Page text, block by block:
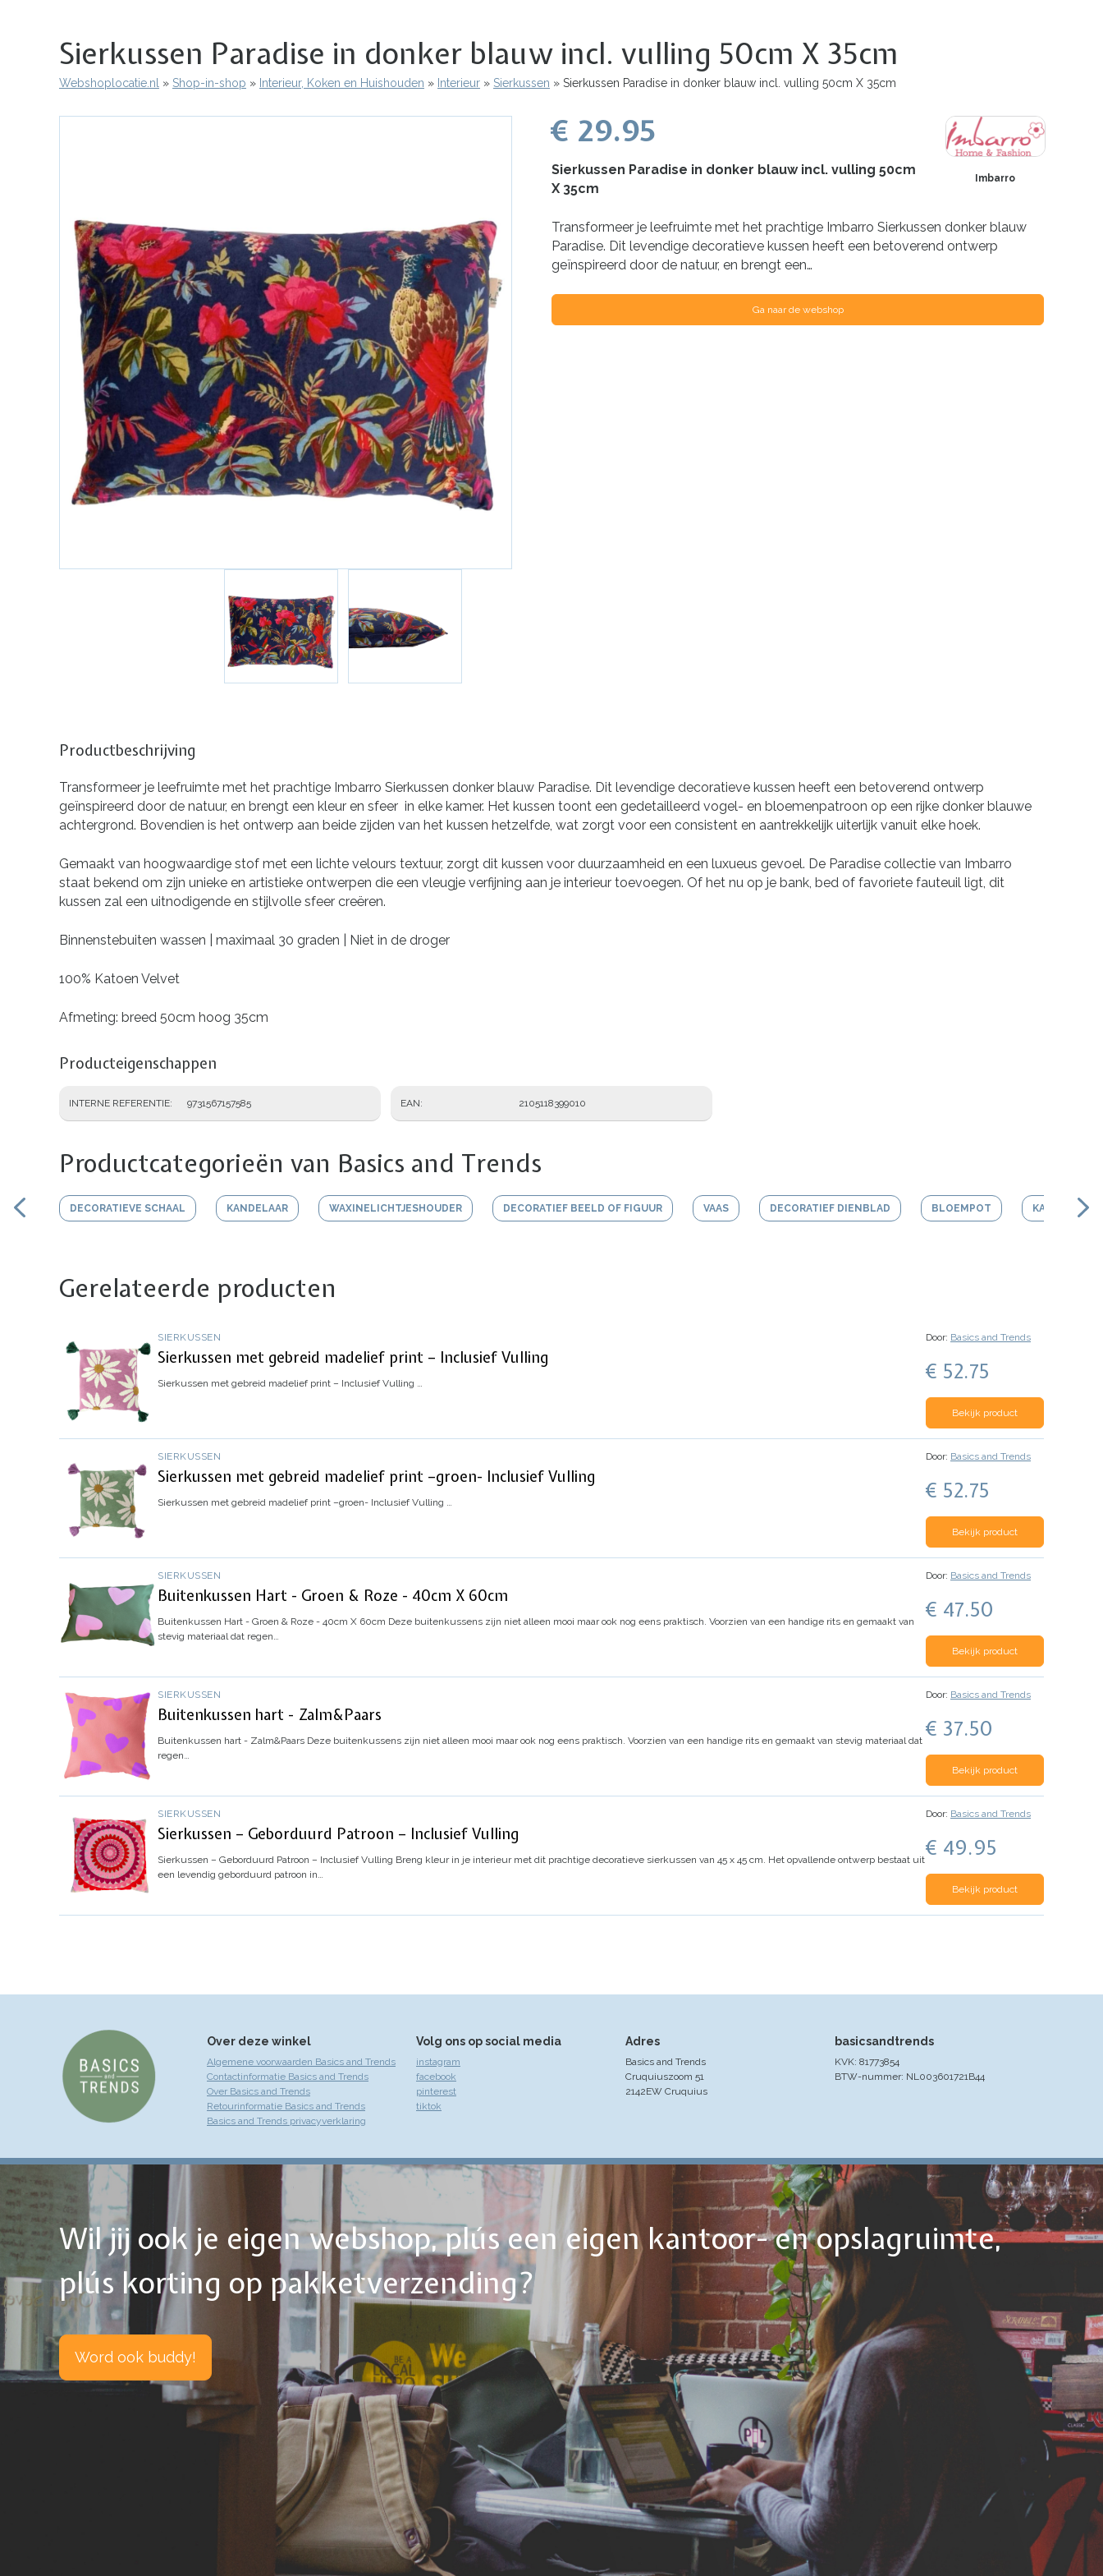
Sierkussen Paradise in donker blauw incl. vulling 50cm X 35cm
Kruimelpad
Webshoplocatie.nl Shop-in-shop Interieur, Koken en Huishouden Interieur Sierkussen Sierkussen Paradise in donker blauw incl. vulling 50cm X 35cm
Imbarro
€ 29.95
Sierkussen Paradise in donker blauw incl. vulling 50cm
X 35cm
Transformeer je leefruimte met het prachtige Imbarro Sierkussen donker blauw
Paradise. Dit levendige decoratieve kussen heeft een betoverend ontwerp
geïnspireerd door de natuur, en brengt een…
Ga naar de webshop
Productbeschrijving
Transformeer je leefruimte met het prachtige Imbarro Sierkussen donker blauw Paradise. Dit levendige decoratieve kussen heeft een betoverend ontwerp
geïnspireerd door de natuur, en brengt een kleur en sfeer in elke kamer. Het kussen toont een gedetailleerd vogel- en bloemenpatroon op een rijke donker blauwe
achtergrond. Bovendien is het ontwerp aan beide zijden van het kussen hetzelfde, wat zorgt voor een consistent en aantrekkelijk uiterlijk vanuit elke hoek.
Gemaakt van hoogwaardige stof met een lichte velours textuur, zorgt dit kussen voor duurzaamheid en een luxueus gevoel. De Paradise collectie van Imbarro
staat bekend om zijn unieke en artistieke ontwerpen die een vleugje verfijning aan je interieur toevoegen. Of het nu op je bank, bed of favoriete fauteuil ligt, dit
kussen zal een uitnodigende en stijlvolle sfeer creëren.
Binnenstebuiten wassen | maximaal 30 graden | Niet in de droger
100% Katoen Velvet
Afmeting: breed 50cm hoog 35cm
Producteigenschappen
INTERNE REFERENTIE 9731567157585 EAN 2105118399010
Productcategorieën van Basics and Trends
DECORATIEVE SCHAAL KANDELAAR WAXINELICHTJESHOUDER DECORATIEF BEELD OF FIGUUR VAAS DECORATIEF DIENBLAD BLOEMPOT KAARS
Gerelateerde producten
SIERKUSSEN
Sierkussen met gebreid madelief print – Inclusief Vulling
Sierkussen met gebreid madelief print – Inclusief Vulling
Door: Basics and Trends
€ 52.75
Bekijk product
SIERKUSSEN
Sierkussen met gebreid madelief print –groen- Inclusief Vulling
Sierkussen met gebreid madelief print –groen- Inclusief Vulling
Door: Basics and Trends
€ 52.75
Bekijk product
SIERKUSSEN
Buitenkussen Hart - Groen & Roze - 40cm X 60cm
Buitenkussen Hart - Groen & Roze - 40cm X 60cm Deze buitenkussens zijn niet alleen mooi maar ook nog eens praktisch. Voorzien van een handige rits en gemaakt van
stevig materiaal dat regen…
Door: Basics and Trends
€ 47.50
Bekijk product
SIERKUSSEN
Buitenkussen hart - Zalm&Paars
Buitenkussen hart - Zalm&Paars Deze buitenkussens zijn niet alleen mooi maar ook nog eens praktisch. Voorzien van een handige rits en gemaakt van stevig materiaal dat
regen…
Door: Basics and Trends
€ 37.50
Bekijk product
SIERKUSSEN
Sierkussen – Geborduurd Patroon – Inclusief Vulling
Sierkussen – Geborduurd Patroon – Inclusief Vulling Breng kleur in je interieur met dit prachtige decoratieve sierkussen van 45 x 45 cm. Het opvallende ontwerp bestaat uit
een levendig geborduurd patroon in…
Door: Basics and Trends
€ 49.95
Bekijk product
Over deze winkel
Algemene voorwaarden Basics and Trends
Contactinformatie Basics and Trends
Over Basics and Trends
Retourinformatie Basics and Trends
Basics and Trends privacyverklaring
Volg ons op social media
instagram
facebook
pinterest
tiktok
Adres
Basics and Trends
Cruquiuszoom 51
2142EW Cruquius
basicsandtrends
KVK: 81773854
BTW-nummer: NL003601721B44
Wil jij ook je eigen webshop, plús een eigen kantoor- en opslagruimte,
plús korting op pakketverzending?
Word ook buddy!